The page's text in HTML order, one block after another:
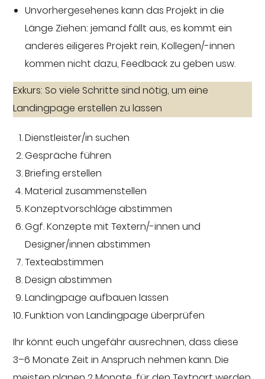
Unvorhergesehenes kann das Projekt in die
Länge Ziehen: jemand fällt aus, es kommt ein
anderes eiligeres Projekt rein, Kollegen/-innen
kommen nicht dazu, Feedback zu geben usw.
Exkurs: So viele Schritte sind nötig, um eine
Landingpage erstellen zu lassen
Dienstleister/in suchen
Gespräche führen
Briefing erstellen
Material zusammenstellen
Konzeptvorschläge abstimmen
Ggf. Konzepte mit Textern/-innen und
Designer/innen abstimmen
Texteabstimmen
Design abstimmen
Landingpage aufbauen lassen
Funktion von Landingpage überprüfen
Ihr könnt euch ungefähr ausrechnen, dass diese
3–6 Monate Zeit in Anspruch nehmen kann. Die